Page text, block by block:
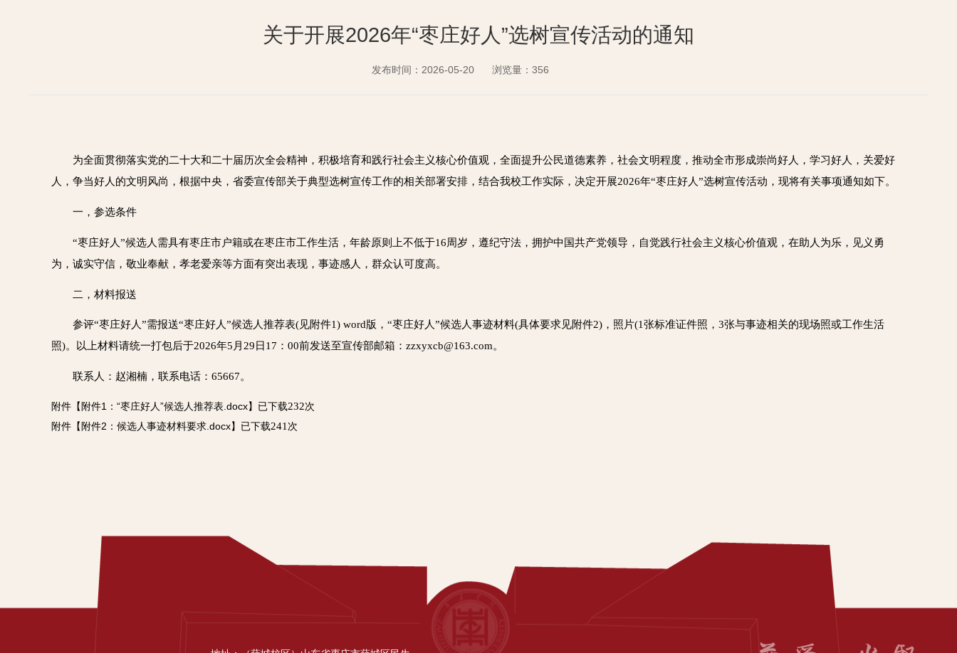
关于开展2026年“枣庄好人”选树宣传活动的通知
发布时间：2026-05-20 浏览量：356
为全面贯彻落实党的二十大和二十届历次全会精神，积极培育和践行社会主义核心价值观，全面提升公民道德素养，社会文明程度，推动全市形成崇尚好人，学习好人，关爱好
人，争当好人的文明风尚，根据中央，省委宣传部关于典型选树宣传工作的相关部署安排，结合我校工作实际，决定开展2026年“枣庄好人”选树宣传活动，现将有关事项通知如下。
一，参选条件
“枣庄好人”候选人需具有枣庄市户籍或在枣庄市工作生活，年龄原则上不低于16周岁，遵纪守法，拥护中国共产党领导，自觉践行社会主义核心价值观，在助人为乐，见义勇
为，诚实守信，敬业奉献，孝老爱亲等方面有突出表现，事迹感人，群众认可度高。
二，材料报送
参评“枣庄好人”需报送“枣庄好人”候选人推荐表(见附件1) word版，“枣庄好人”候选人事迹材料(具体要求见附件2)，照片(1张标准证件照，3张与事迹相关的现场照或工作生活
照)。以上材料请统一打包后于2026年5月29日17：00前发送至宣传部邮箱：zzxyxcb@163.com。
联系人：赵湘楠，联系电话：65667。
附件【 附件1：“枣庄好人”候选人推荐表.docx】已下载232次
附件【 附件2：候选人事迹材料要求.docx】已下载241 次